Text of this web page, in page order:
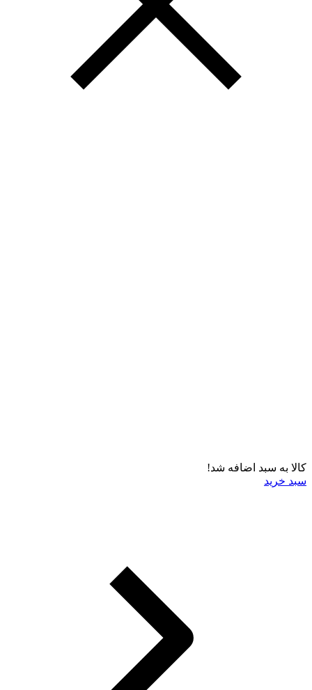
کالا به سبد اضافه شد!
سبد خرید